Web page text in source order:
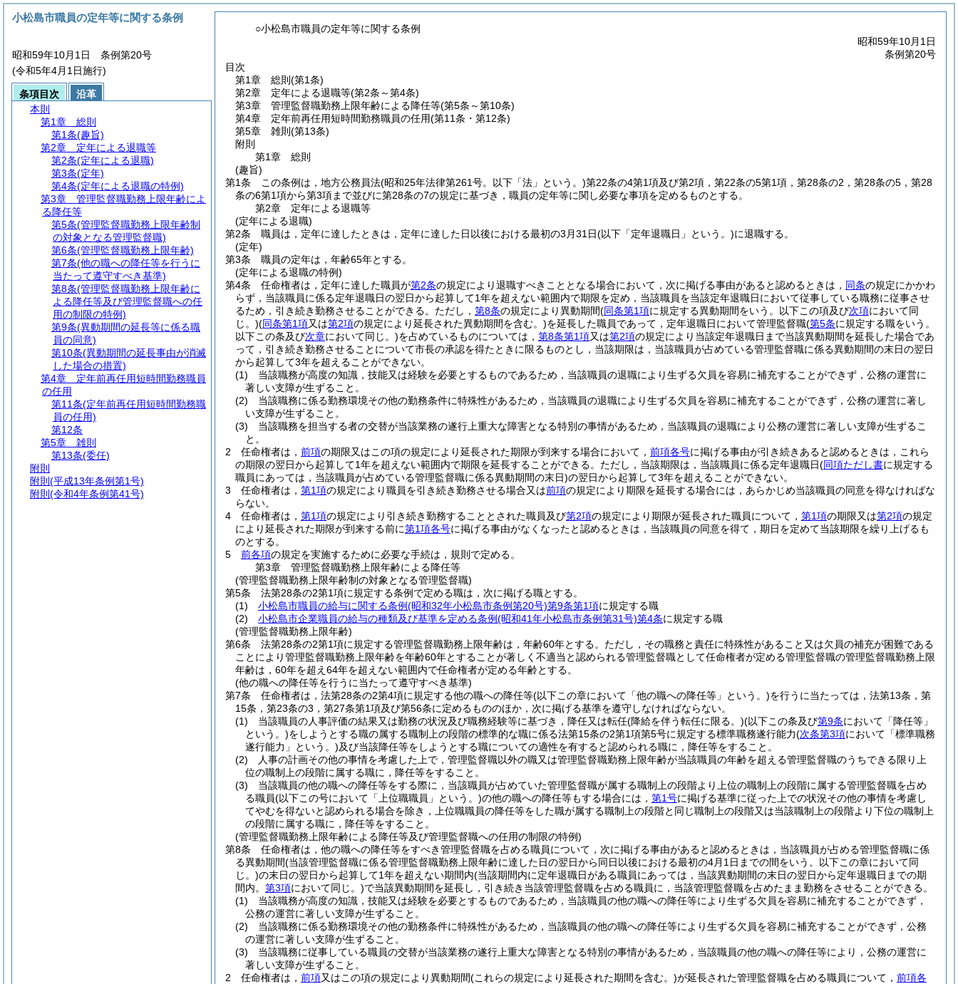
○小松島市職員の定年等に関する条例
昭和59年10月1日
条例第20号
目次
第1章
総則 (第1条)
第2章
定年による退職等(第2条～第4条)
第3章
管理監督職勤務上限年齢による降任等(第5条～第10条)
第4章
定年前再任用短時間勤務職員の任用(第11条・第12条)
第5章
雑則 (第13条)
附則
第1章
総則
(趣旨)
第1条
この条例は，地方公務員法(昭和25年法律第261号。以下「法」という。)第22条の4第1項及び第2項，第22条の5第1項，第28条の2，第28条の5，第28
条の6第1項から第3項まで並びに第28条の7の規定に基づき，職員の定年等に関し必要な事項を定めるものとする。
第2章
定年による退職等
(定年による退職)
第2条
職員は，定年に達したときは，定年に達した日以後における最初の3月31日(以下「定年退職日」という。)に退職する。
(定年)
第3条
職員の定年は，年齢65年とする。
(定年による退職の特例)
第4条
任命権者は，定年に達した職員が第2条の規定により退職すべきこととなる場合において，次に掲げる事由があると認めるときは， 同条の規定にかかわ
らず，当該職員に係る定年退職日の翌日から起算して1年を超えない範囲内で期限を定め，当該職員を当該定年退職日において従事している職務に従事させ
るため，引き続き勤務させることができる。 ただし， 第8条の規定により異動期間(同条第1項に規定する異動期間をいう。以下この項及び次項において同
じ。)(同条第1項又は第2項の規定により延長された異動期間を含む。)を延長した職員であって，定年退職日において管理監督職(第5条に規定する職をいう。
以下この条及び次章において同じ。)を占めているものについては， 第8条第1項又は第2項の規定により当該定年退職日まで当該異動期間を延長した場合であ
って，引き続き勤務させることについて市長の承認を得たときに限るものとし，当該期限は，当該職員が占めている管理監督職に係る異動期間の末日の翌日
から起算して3年を超えることができない。
(1)
当該職務が高度の知識，技能又は経験を必要とするものであるため，当該職員の退職により生ずる欠員を容易に補充することができず，公務の運営に
著しい支障が生ずること。
(2)
当該職務に係る勤務環境その他の勤務条件に特殊性があるため，当該職員の退職により生ずる欠員を容易に補充することができず，公務の運営に著し
い支障が生ずること。
(3)
当該職務を担当する者の交替が当該業務の遂行上重大な障害となる特別の事情があるため，当該職員の退職により公務の運営に著しい支障が生ずるこ
と。
2
任命権者は， 前項の期限又はこの項の規定により延長された期限が到来する場合において， 前項各号に掲げる事由が引き続きあると認めるときは，これら
の期限の翌日から起算して1年を超えない範囲内で期限を延長することができる。 ただし，当該期限は，当該職員に係る定年退職日(同項ただし書に規定する
職員にあっては，当該職員が占めている管理監督職に係る異動期間の末日)の翌日から起算して3年を超えることができない。
3
任命権者は， 第1項の規定により職員を引き続き勤務させる場合又は前項の規定により期限を延長する場合には，あらかじめ当該職員の同意を得なければな
らない。
4
任命権者は， 第1項の規定により引き続き勤務することとされた職員及び第2項の規定により期限が延長された職員について， 第1項の期限又は第2項の規定
により延長された期限が到来する前に第1項各号に掲げる事由がなくなったと認めるときは，当該職員の同意を得て，期日を定めて当該期限を繰り上げるも
のとする。
5
前各項の規定を実施するために必要な手続は，規則で定める。
第3章
管理監督職勤務上限年齢による降任等
(管理監督職勤務上限年齢制の対象となる管理監督職)
第5条
法第28条の2第1項に規定する条例で定める職は，次に掲げる職とする。
(1)
小松島市職員の給与に関する条例(昭和32年小松島市条例第20号)第9条第1項に規定する職
(2)
小松島市企業職員の給与の種類及び基準を定める条例(昭和41年小松島市条例第31号)第4条に規定する職
(管理監督職勤務上限年齢)
第6条
法第28条の2第1項に規定する管理監督職勤務上限年齢は，年齢60年とする。 ただし，その職務と責任に特殊性があること又は欠員の補充が困難である
ことにより管理監督職勤務上限年齢を年齢60年とすることが著しく不適当と認められる管理監督職として任命権者が定める管理監督職の管理監督職勤務上限
年齢は，60年を超え64年を超えない範囲内で任命権者が定める年齢とする。
(他の職への降任等を行うに当たって遵守すべき基準)
第7条
任命権者は，法第28条の2第4項に規定する他の職への降任等(以下この章において「他の職への降任等」という。)を行うに当たっては，法第13条，第
15条，第23条の3，第27条第1項及び第56条に定めるもののほか，次に掲げる基準を遵守しなければならない。
(1)
当該職員の人事評価の結果又は勤務の状況及び職務経験等に基づき，降任又は転任(降給を伴う転任に限る。)(以下この条及び第9条において「降任等」
という。)をしようとする職の属する職制上の段階の標準的な職に係る法第15条の2第1項第5号に規定する標準職務遂行能力(次条第3項において「標準職務
遂行能力」という。)及び当該降任等をしようとする職についての適性を有すると認められる職に，降任等をすること。
(2)
人事の計画その他の事情を考慮した上で，管理監督職以外の職又は管理監督職勤務上限年齢が当該職員の年齢を超える管理監督職のうちできる限り上
位の職制上の段階に属する職に，降任等をすること。
(3)
当該職員の他の職への降任等をする際に，当該職員が占めていた管理監督職が属する職制上の段階より上位の職制上の段階に属する管理監督職を占め
る職員(以下この号において「上位職職員」という。)の他の職への降任等もする場合には， 第1号に掲げる基準に従った上での状況その他の事情を考慮し
てやむを得ないと認められる場合を除き，上位職職員の降任等をした職が属する職制上の段階と同じ職制上の段階又は当該職制上の段階より下位の職制上
の段階に属する職に，降任等をすること。
(管理監督職勤務上限年齢による降任等及び管理監督職への任用の制限の特例)
第8条
任命権者は，他の職への降任等をすべき管理監督職を占める職員について，次に掲げる事由があると認めるときは，当該職員が占める管理監督職に係
る異動期間(当該管理監督職に係る管理監督職勤務上限年齢に達した日の翌日から同日以後における最初の4月1日までの間をいう。以下この章において同
じ。)の末日の翌日から起算して1年を超えない期間内(当該期間内に定年退職日がある職員にあっては，当該異動期間の末日の翌日から定年退職日までの期
間内。 第3項において同じ。)で当該異動期間を延長し，引き続き当該管理監督職を占める職員に，当該管理監督職を占めたまま勤務をさせることができる。
(1)
当該職務が高度の知識，技能又は経験を必要とするものであるため，当該職員の他の職への降任等により生ずる欠員を容易に補充することができず，
公務の運営に著しい支障が生ずること。
(2)
当該職務に係る勤務環境その他の勤務条件に特殊性があるため，当該職員の他の職への降任等により生ずる欠員を容易に補充することができず，公務
の運営に著しい支障が生ずること。
(3)
当該職務に従事している職員の交替が当該業務の遂行上重大な障害となる特別の事情があるため，当該職員の他の職への降任等により，公務の運営に
著しい支障が生ずること。
2
任命権者は， 前項又はこの項の規定により異動期間(これらの規定により延長された期間を含む。)が延長された管理監督職を占める職員について， 前項各
小松島市職員の定年等に関する条例
昭和59年10月1日 条例第20号
(令和5年4月1日施行)
条項目次
沿革
本則
第1章
総則
第1条(趣旨)
第2章
定年による退職等
第2条(定年による退職)
第3条(定年)
第4条(定年による退職の特例)
第3章
管理監督職勤務上限年齢によ
る降任等
第5条(管理監督職勤務上限年齢制
の対象となる管理監督職)
第6条(管理監督職勤務上限年齢)
第7条(他の職への降任等を行うに
当たって遵守すべき基準)
第8条(管理監督職勤務上限年齢に
よる降任等及び管理監督職への任
用の制限の特例)
第9条(異動期間の延長等に係る職
員の同意)
第10条(異動期間の延長事由が消滅
した場合の措置)
第4章
定年前再任用短時間勤務職員
の任用
第11条(定年前再任用短時間勤務職
員の任用)
第12条
第5章
雑則
第13条(委任)
附則
附則 (平成13年条例第1号)
附則 (令和4年条例第41号)